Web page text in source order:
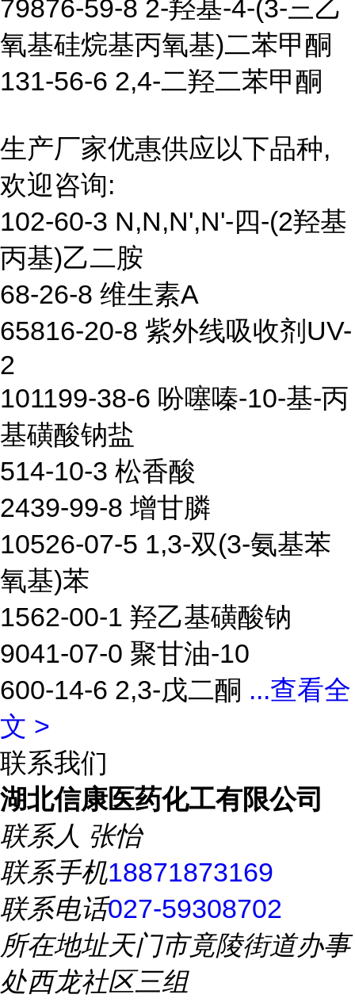
79876-59-8 2-羟基-4-(3-三乙
氧基硅烷基丙氧基)二苯甲酮
131-56-6 2,4-二羟二苯甲酮
生产厂家优惠供应以下品种,
欢迎咨询:
102-60-3 N,N,N',N'-四-(2羟基
丙基)乙二胺
68-26-8 维生素A
65816-20-8 紫外线吸收剂UV-
2
101199-38-6 吩噻嗪-10-基-丙
基磺酸钠盐
514-10-3 松香酸
2439-99-8 增甘膦
10526-07-5 1,3-双(3-氨基苯
氧基)苯
1562-00-1 羟乙基磺酸钠
9041-07-0 聚甘油-10
600-14-6 2,3-戊二酮 ...查看全
文 >
联系我们
湖北信康医药化工有限公司
联系人 张怡
联系手机18871873169
联系电话027-59308702
所在地址天门市竟陵街道办事
处西龙社区三组